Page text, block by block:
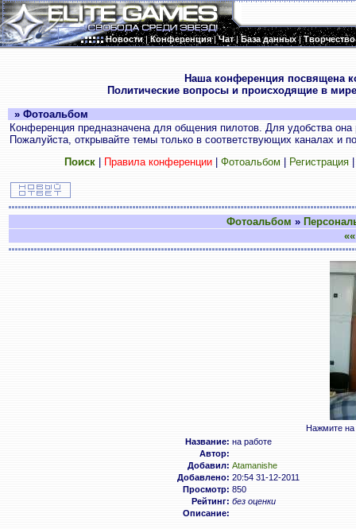
Новости|Конференция|Чат|База данных|Творчество
Наша конференция посвящена
Политические вопросы и происходящие в
» Фотоальбом
Конференция предназначена для общения пилотов. Для удобства
Пожалуйста, открывайте темы только в соответствующих каналах и
Поиск| Правила конференции| Фотоальбом Регистрация
Фотоальбом »
««
Нажмите на
Название: на работе
Автор:
Добавил: Atamanishe
Добавлено: 20:54 31-12-2011
Просмотр: 850
Рейтинг: без оценки
Описание: